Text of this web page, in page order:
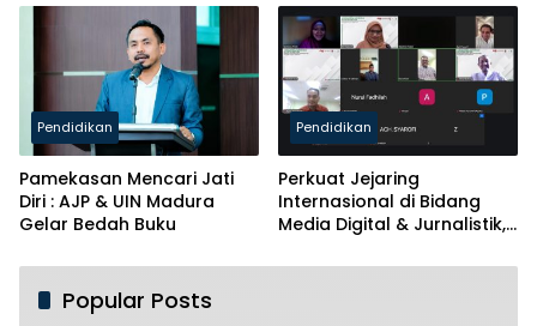
Beasiswa
Pendidikan
Pamekasan Mencari Jati
Diri : AJP & UIN Madura
Gelar Bedah Buku
Pendidikan
Perkuat Jejaring
Internasional di Bidang
Media Digital & Jurnalistik,
MoU dengan ANG Mesir
Popular Posts